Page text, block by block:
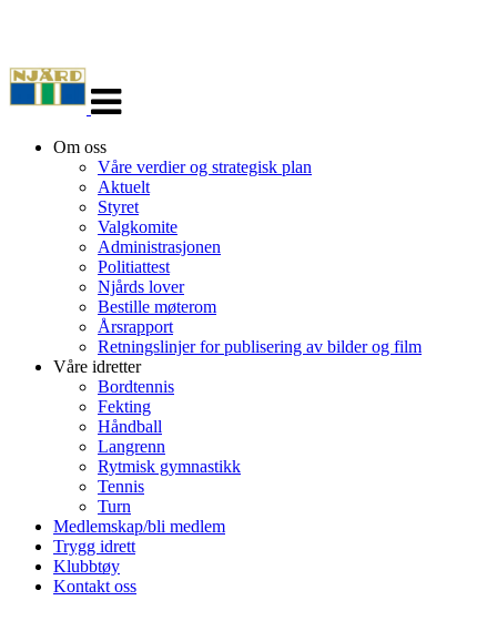
navigasjon
Om oss
Våre verdier og strategisk plan
Aktuelt
Styret
Valgkomite
Administrasjonen
Politiattest
Njårds lover
Bestille møterom
Årsrapport
Retningslinjer for publisering av bilder og film
Våre idretter
Bordtennis
Fekting
Håndball
Langrenn
Rytmisk gymnastikk
Tennis
Turn
Medlemskap/bli medlem
Trygg idrett
Klubbtøy
Kontakt oss